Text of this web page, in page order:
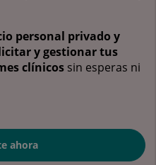
personal privado y
y gestionar tus
clínicos sin esperas ni
ahora